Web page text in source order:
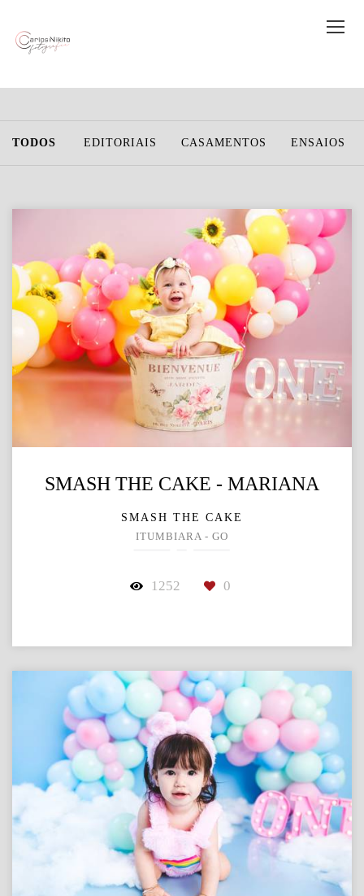
TODOS EDITORIAIS CASAMENTOS ENSAIOS
SMASH THE CAKE - MARIANA
SMASH THE CAKE
ITUMBIARA - GO
1252 0